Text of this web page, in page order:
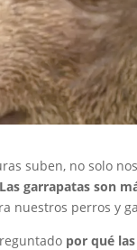
suben, no solo
Las garrapatas son
nuestros perros y
por qué